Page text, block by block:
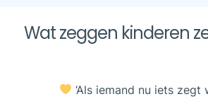
Wat zeggen kinderen
‘Als iemand nu iets zegt